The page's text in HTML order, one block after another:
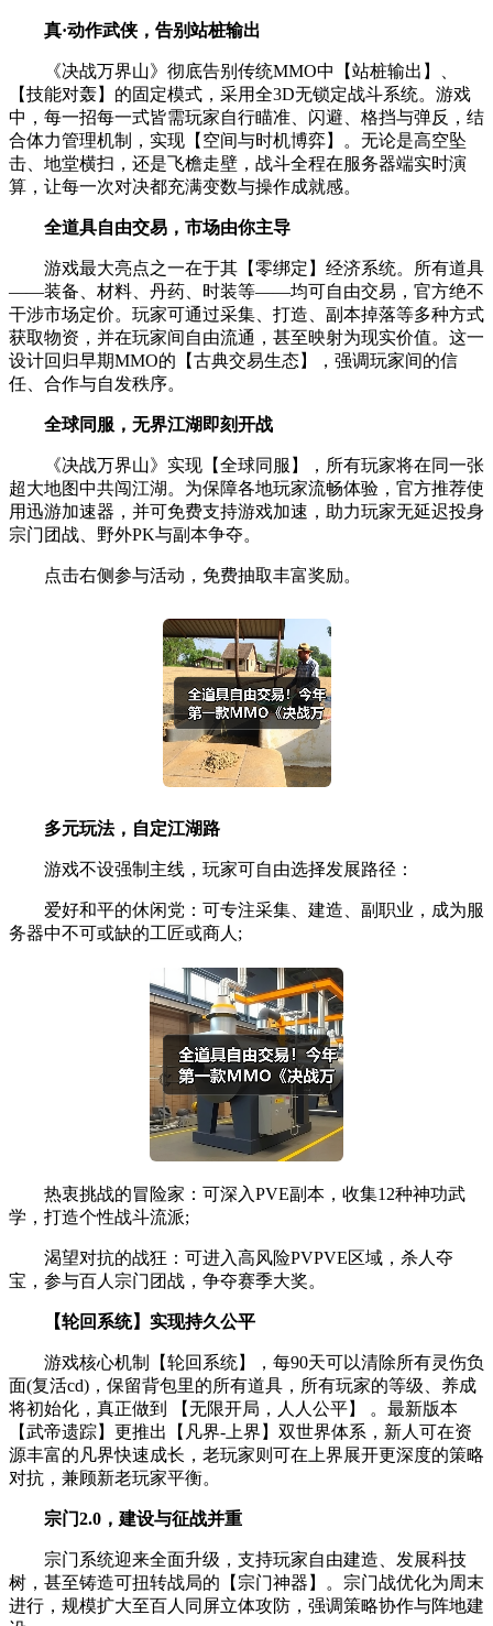
真·动作武侠，告别站桩输出
《决战万界山》彻底告别传统MMO中【站桩输出】、
【技能对轰】的固定模式，采用全3D无锁定战斗系统。游戏
中，每一招每一式皆需玩家自行瞄准、闪避、格挡与弹反，结
合体力管理机制，实现【空间与时机博弈】。无论是高空坠
击、地堂横扫，还是飞檐走壁，战斗全程在服务器端实时演
算，让每一次对决都充满变数与操作成就感。
全道具自由交易，市场由你主导
游戏最大亮点之一在于其【零绑定】经济系统。所有道具
——装备、材料、丹药、时装等——均可自由交易，官方绝不
干涉市场定价。玩家可通过采集、打造、副本掉落等多种方式
获取物资，并在玩家间自由流通，甚至映射为现实价值。这一
设计回归早期MMO的【古典交易生态】，强调玩家间的信
任、合作与自发秩序。
全球同服，无界江湖即刻开战
《决战万界山》实现【全球同服】，所有玩家将在同一张
超大地图中共闯江湖。为保障各地玩家流畅体验，官方推荐使
用迅游加速器，并可免费支持游戏加速，助力玩家无延迟投身
宗门团战、野外PK与副本争夺。
点击右侧参与活动，免费抽取丰富奖励。
多元玩法，自定江湖路
游戏不设强制主线，玩家可自由选择发展路径：
爱好和平的休闲党：可专注采集、建造、副职业，成为服
务器中不可或缺的工匠或商人;
热衷挑战的冒险家：可深入PVE副本，收集12种神功武
学，打造个性战斗流派;
渴望对抗的战狂：可进入高风险PVPVE区域，杀人夺
宝，参与百人宗门团战，争夺赛季大奖。
【轮回系统】实现持久公平
游戏核心机制【轮回系统】，每90天可以清除所有灵伤负
面(复活cd)，保留背包里的所有道具，所有玩家的等级、养成
将初始化，真正做到 【无限开局，人人公平】 。最新版本
【武帝遗踪】更推出【凡界-上界】双世界体系，新人可在资
源丰富的凡界快速成长，老玩家则可在上界展开更深度的策略
对抗，兼顾新老玩家平衡。
宗门2.0，建设与征战并重
宗门系统迎来全面升级，支持玩家自由建造、发展科技
树，甚至铸造可扭转战局的【宗门神器】。宗门战优化为周末
进行，规模扩大至百人同屏立体攻防，强调策略协作与阵地建